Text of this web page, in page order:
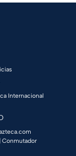
Internacional
| Conmutador